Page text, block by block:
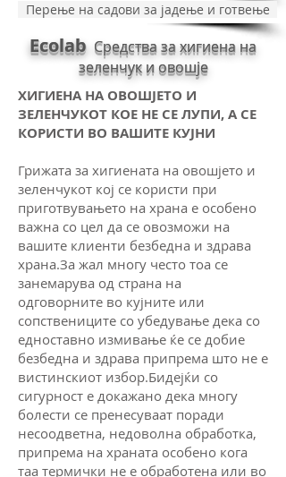
Перење на садови за јадење и готвење
Ecolab Средства за хигиена на
зеленчук и овошје
ХИГИЕНА НА ОВОШЈЕТО И
ЗЕЛЕНЧУКОТ КОЕ НЕ СЕ ЛУПИ, А СЕ
КОРИСТИ ВО ВАШИТЕ КУЈНИ
Грижата за хигиената на овошјето и
зеленчукот кој се користи при
приготвувањето на храна е особено
важна со цел да се овозможи на
вашите клиенти безбедна и здрава
храна.За жал многу често тоа се
занемарува од страна на
одговорните во кујните или
сопствениците со убедување дека со
едноставно измивање ќе се добие
безбедна и здрава припрема што не е
вистинскиот избор.Бидејќи со
сигурност е докажано дека многу
болести се пренесуваат поради
несоодветна, недоволна обработка,
припрема на храната особено кога
таа термички не е обработена или во